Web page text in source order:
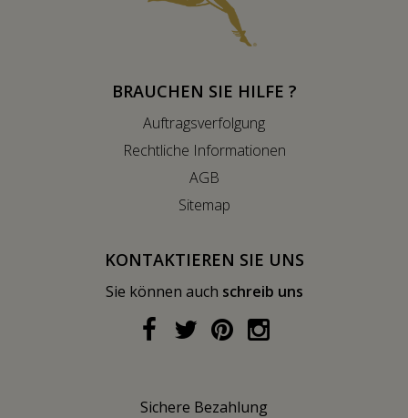
BRAUCHEN SIE HILFE ?
Auftragsverfolgung
Rechtliche Informationen
AGB
Sitemap
KONTAKTIEREN SIE UNS
Sie können auch schreib uns
Sichere Bezahlung